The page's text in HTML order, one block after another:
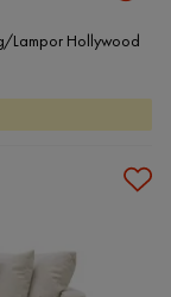
Lampor Hollywood